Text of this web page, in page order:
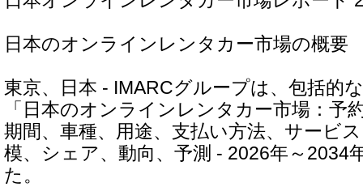
日本のオンラインレンタカー市場の概要
東京、日本 - IMARCグループは、包括的
「日本のオンラインレンタカー市場：予
期間、車種、用途、支払い方法、サービ
模、シェア、動向、予測 - 2026年～2034
た。